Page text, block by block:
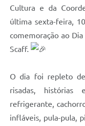
Cultura e da
última sexta-feira,
comemoração ao Dia
Scaff.
O dia foi repleto de
risadas, histórias
refrigerante,
infláveis, pula-pula,